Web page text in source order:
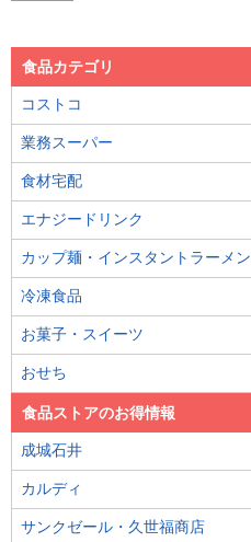
食品カテゴリ
コストコ
業務スーパー
食材宅配
エナジードリンク
カップ麺・インスタントラーメン
冷凍食品
お菓子・スイーツ
おせち
食品ストアのお得情報
成城石井
カルディ
サンクゼール・久世福商店